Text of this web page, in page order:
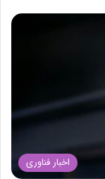
اخبار فناوری